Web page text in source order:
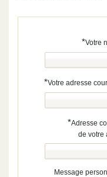
*Votre
*Votre adresse
*Adresse
de votre
Message